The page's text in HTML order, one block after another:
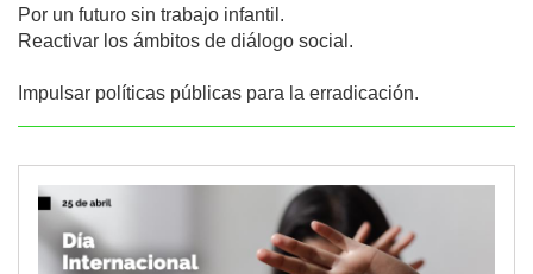
Por un futuro sin trabajo infantil.
Reactivar los ámbitos de diálogo social.
Impulsar políticas públicas para la erradicación.